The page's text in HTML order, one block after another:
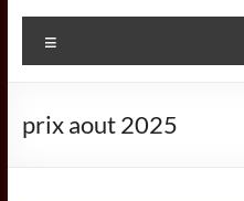
DETHIEGE
dans
prix aout 2025